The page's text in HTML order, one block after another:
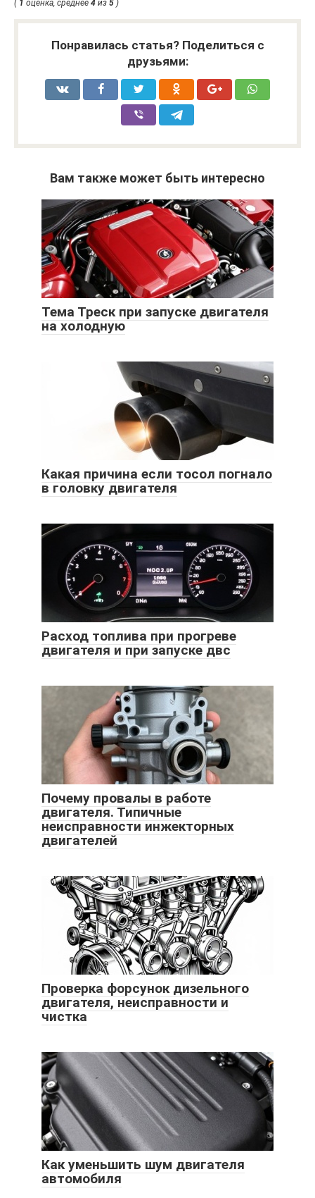
( 1 оценка, среднее 4 из 5 )
Понравилась статья? Поделиться с
друзьями:
Вам также может быть интересно
Тема Треск при запуске двигателя
на холодную
Какая причина если тосол погнало
в головку двигателя
Расход топлива при прогреве
двигателя и при запуске двс
Почему провалы в работе
двигателя. Типичные
неисправности инжекторных
двигателей
Проверка форсунок дизельного
двигателя, неисправности и
чистка
Как уменьшить шум двигателя
автомобиля